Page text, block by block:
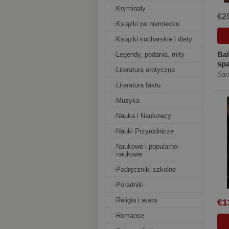
Kryminały
Ksiązki po niemiecku
Książki kucharskie i diety
Legendy, podania, mity
Literatura erotyczna
Literatura faktu
Muzyka
Nauka i Naukowcy
Nauki Przyrodnicze
Naukowe i popularno-
naukowe
Podręczniki szkolne
Poradniki
Religia i wiara
Romanse